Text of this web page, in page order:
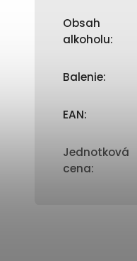
Obsah
alkoholu:
Balenie:
EAN:
Jednotková
cena: